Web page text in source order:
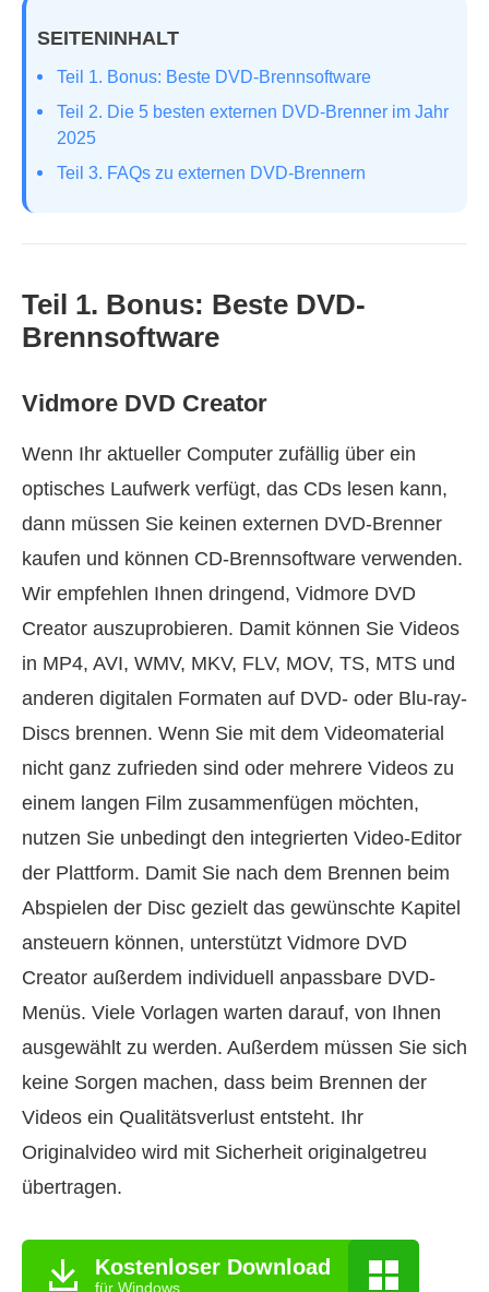
SEITENINHALT
Teil 1. Bonus: Beste DVD-Brennsoftware
Teil 2. Die 5 besten externen DVD-Brenner im Jahr
2025
Teil 3. FAQs zu externen DVD-Brennern
Teil 1. Bonus: Beste DVD-
Brennsoftware
Vidmore DVD Creator
Wenn Ihr aktueller Computer zufällig über ein
optisches Laufwerk verfügt, das CDs lesen kann,
dann müssen Sie keinen externen DVD-Brenner
kaufen und können CD‑Brennsoftware verwenden.
Wir empfehlen Ihnen dringend, Vidmore DVD
Creator auszuprobieren. Damit können Sie Videos
in MP4, AVI, WMV, MKV, FLV, MOV, TS, MTS und
anderen digitalen Formaten auf DVD- oder Blu-ray-
Discs brennen. Wenn Sie mit dem Videomaterial
nicht ganz zufrieden sind oder mehrere Videos zu
einem langen Film zusammenfügen möchten,
nutzen Sie unbedingt den integrierten Video-Editor
der Plattform. Damit Sie nach dem Brennen beim
Abspielen der Disc gezielt das gewünschte Kapitel
ansteuern können, unterstützt Vidmore DVD
Creator außerdem individuell anpassbare DVD-
Menüs. Viele Vorlagen warten darauf, von Ihnen
ausgewählt zu werden. Außerdem müssen Sie sich
keine Sorgen machen, dass beim Brennen der
Videos ein Qualitätsverlust entsteht. Ihr
Originalvideo wird mit Sicherheit originalgetreu
übertragen.
Kostenloser Download
für Windows